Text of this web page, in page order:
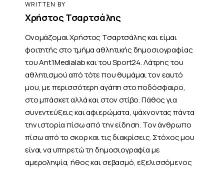
WRITTEN BY
Χρήστος Τσαρτσάλης
Ονομάζομαι Χρήστος Τσαρτσάλης και είμαι
φοιτητής στο τμήμα αθλητικής δημοσιογραφίας
του Ant1Medialab και του Sport24. Λάτρης του
αθλητισμού από τότε που θυμάμαι τον εαυτό
μου, με περισσότερη αγάπη στο ποδόσφαιρο,
στο μπάσκετ αλλά και στον στίβο. Πάθος για
συνεντεύξεις και αφιερώματα, ψάχνοντας πάντα
την ιστορία πίσω από την είδηση. Τον άνθρωπο
πίσω από το σκορ και τις διακρίσεις. Στόχος μου
είναι να υπηρετώ τη δημοσιογραφία με
αμεροληψία, ήθος και σεβασμό, εξελισσόμενος